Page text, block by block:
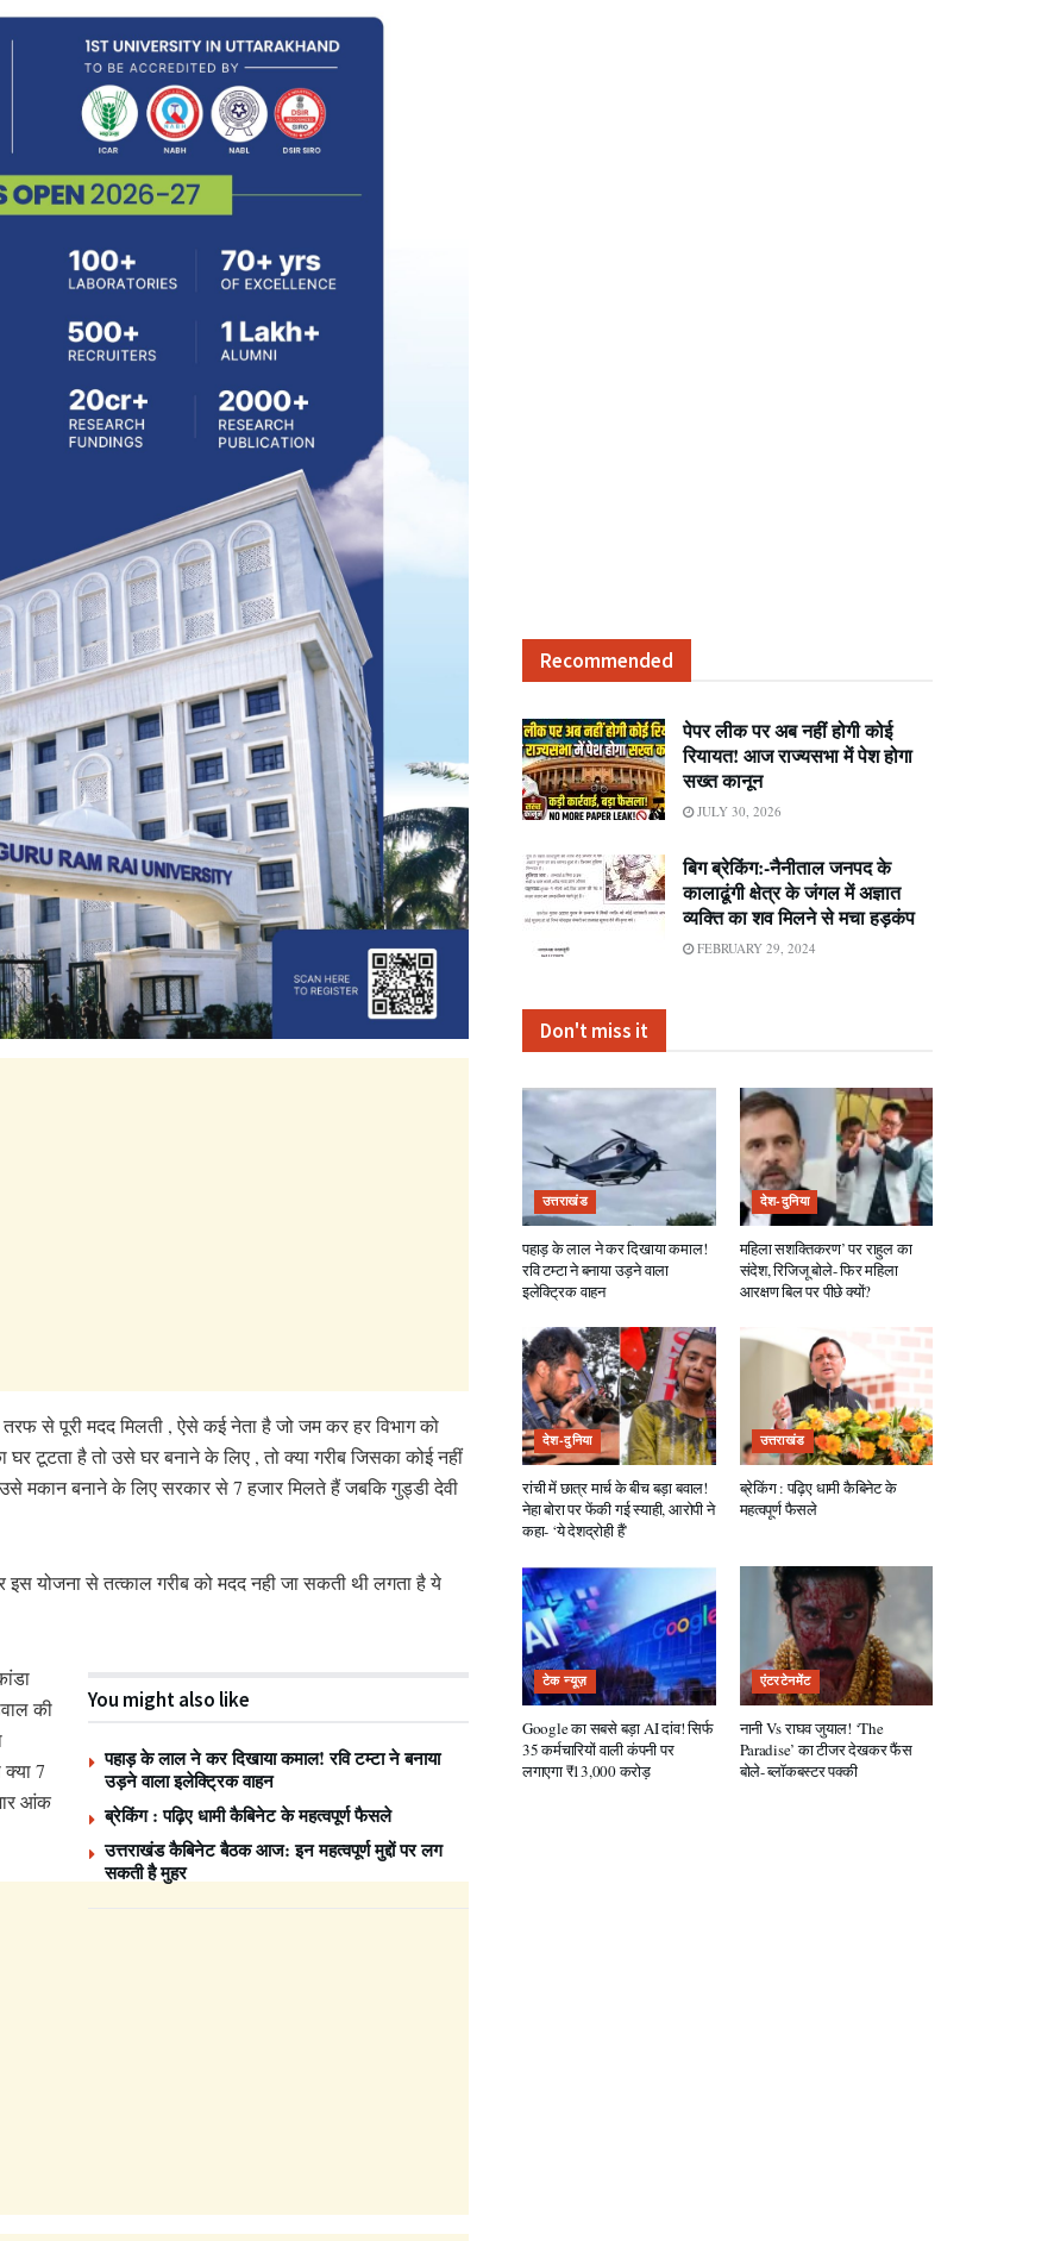
से पूरी मदद मिलती , ऐसे कई नेता है जो जम कर हर विभाग को
टूटता है तो उसे घर बनाने के लिए , तो क्या गरीब जिसका कोई नहीं
मकान बनाने के लिए सरकार से 7 हजार मिलते हैं जबकि गुड्डी देवी
योजना से तत्काल गरीब को मदद नही जा सकती थी लगता है ये
You might also like
पहाड़ के लाल ने कर दिखाया कमाल! रवि टम्टा ने बनाया
उड़ने वाला इलेक्ट्रिक वाहन
ब्रेकिंग : पढ़िए धामी कैबिनेट के महत्वपूर्ण फैसले
उत्तराखंड कैबिनेट बैठक आज: इन महत्वपूर्ण मुद्दों पर लग
सकती है मुहर
की
7
आंक
Recommended
पेपर लीक पर अब नहीं होगी कोई
रियायत! आज राज्यसभा में पेश होगा
सख्त कानून
JULY 30, 2026
बिग ब्रेकिंग:-नैनीताल जनपद के
कालाढूंगी क्षेत्र के जंगल में अज्ञात
व्यक्ति का शव मिलने से मचा हड़कंप
FEBRUARY 29, 2024
Don't miss it
उत्तराखंड
पहाड़ के लाल ने कर दिखाया कमाल!
रवि टम्टा ने बनाया उड़ने वाला
इलेक्ट्रिक वाहन
देश-दुनिया
महिला सशक्तिकरण’ पर राहुल का
संदेश, रिजिजू बोले- फिर महिला
आरक्षण बिल पर पीछे क्यों?
देश-दुनिया
रांची में छात्र मार्च के बीच बड़ा बवाल!
नेहा बोरा पर फेंकी गई स्याही, आरोपी ने
कहा- ‘ये देशद्रोही हैं’
उत्तराखंड
ब्रेकिंग : पढ़िए धामी कैबिनेट के
महत्वपूर्ण फैसले
टेक न्यूज़
Google का सबसे बड़ा AI दांव! सिर्फ
35 कर्मचारियों वाली कंपनी पर
लगाएगा ₹13,000 करोड़
एंटरटेनमेंट
नानी Vs राघव जुयाल! ‘The
Paradise’ का टीजर देखकर फैंस
बोले- ब्लॉकबस्टर पक्की